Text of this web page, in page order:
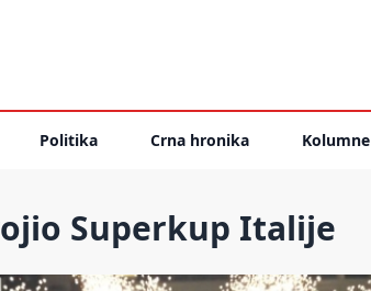
Politika Crna hronika Kolumne
Superkup Italije